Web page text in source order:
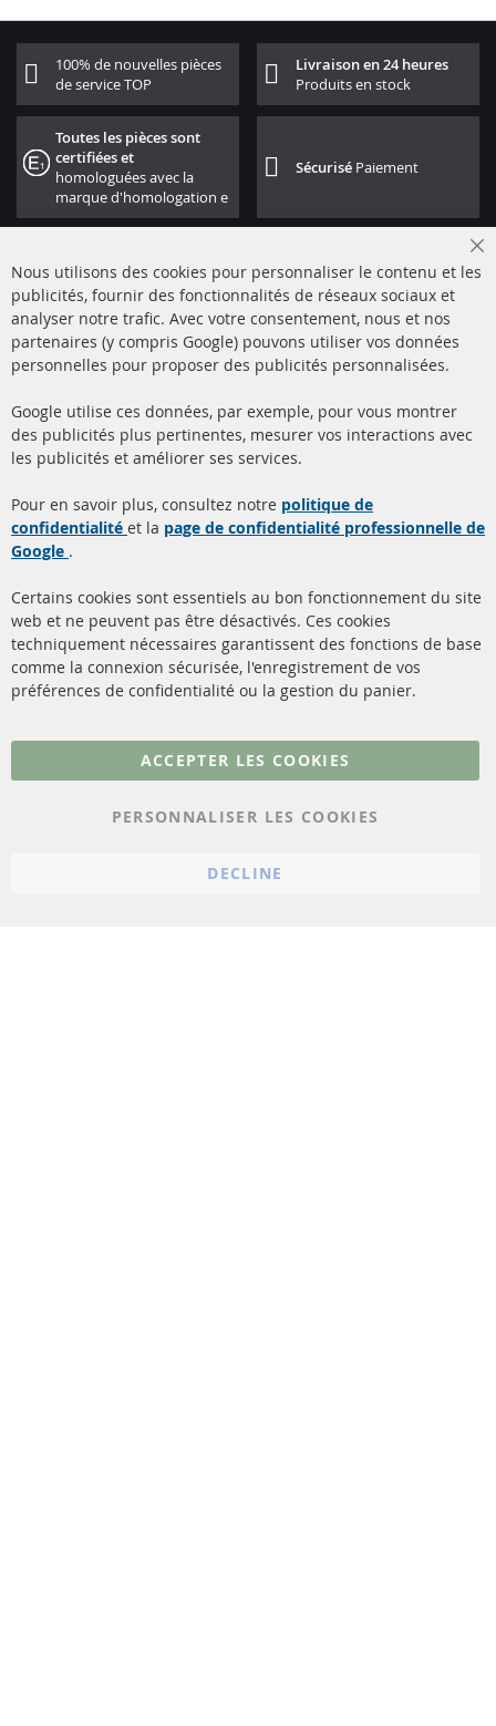
100% de nouvelles pièces
de service TOP
Livraison en 24 heures
Produits en stock
Toutes les pièces sont
certifiées et
homologuées avec la
marque d'homologation e
Sécurisé Paiement
+49 (0) 4533 799000
info@contra-automotive.de
facebook
instagram
Filtres à particules diesel
(FPD)
Catalyseur (CAT)
Capteurs
Matériel de montage
à propos de nous
livraison
Contact
Résilier le contrat
Plus de liens
Conditions générales
Nous utilisons des cookies pour personnaliser le contenu et les
publicités, fournir des fonctionnalités de réseaux sociaux et
analyser notre trafic. Avec votre consentement, nous et nos
partenaires (y compris Google) pouvons utiliser vos données
personnelles pour proposer des publicités personnalisées.
Google utilise ces données, par exemple, pour vous montrer
des publicités plus pertinentes, mesurer vos interactions avec
les publicités et améliorer ses services.
Pour en savoir plus, consultez notre politique de
confidentialité et la page de confidentialité professionnelle de
Google .
Certains cookies sont essentiels au bon fonctionnement du site
web et ne peuvent pas être désactivés. Ces cookies
techniquement nécessaires garantissent des fonctions de base
comme la connexion sécurisée, l'enregistrement de vos
préférences de confidentialité ou la gestion du panier.
ACCEPTER LES COOKIES
PERSONNALISER LES COOKIES
DECLINE